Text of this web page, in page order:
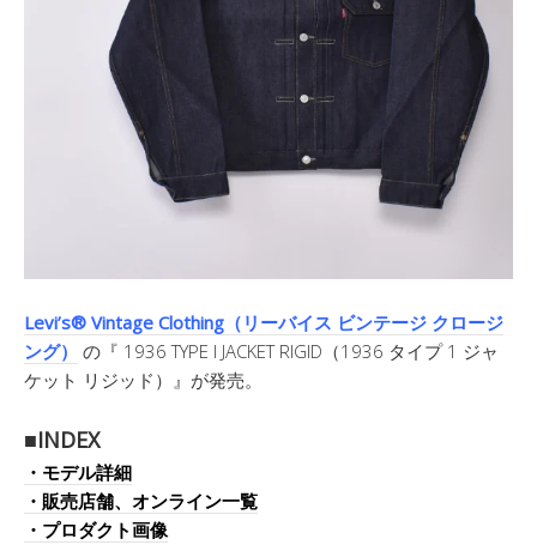
Levi’s® Vintage Clothing（リーバイス ビンテージ クロージ
ング）
の『 1936 TYPE I JACKET RIGID（1936 タイプ 1 ジャ
ケット リジッド）』が発売。
■INDEX
・モデル詳細
・販売店舗、オンライン一覧
・プロダクト画像